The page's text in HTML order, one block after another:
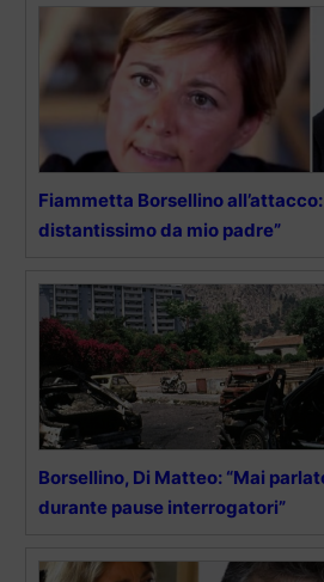
Fiammetta Borsellino
distantissimo da mio padre”
Borsellino, Di Matteo: “Mai
durante pause interrogatori”